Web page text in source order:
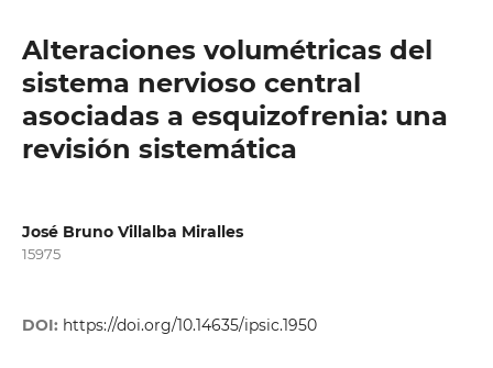
Alteraciones volumétricas del
sistema nervioso central
asociadas a esquizofrenia: una
revisión sistemática
José Bruno Villalba Miralles
15975
DOI: https://doi.org/10.14635/ipsic.1950